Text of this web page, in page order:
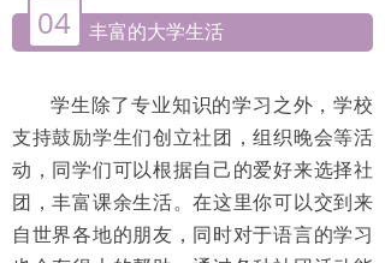
04 丰富的大学生活
学生除了专业知识的学习之外，学校
支持鼓励学生们创立社团，组织晚会等活
动，同学们可以根据自己的爱好来选择社
团，丰富课余生活。在这里你可以交到来
自世界各地的朋友，同时对于语言的学习